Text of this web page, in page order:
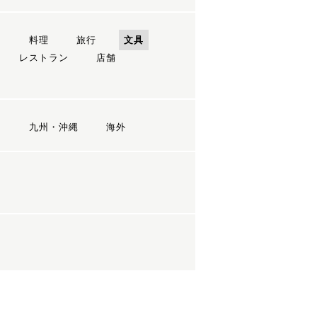
料理 旅行
文具
レストラン
店舗
九州・沖縄 海外